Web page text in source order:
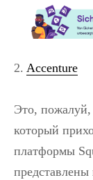
2. Accenture
Это, пожалуй,
который
платформы